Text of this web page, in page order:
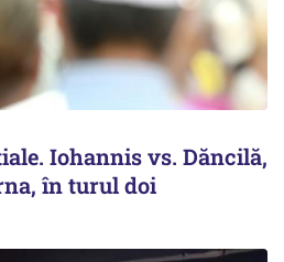
Iohannis vs. Dăncilă,
în turul doi